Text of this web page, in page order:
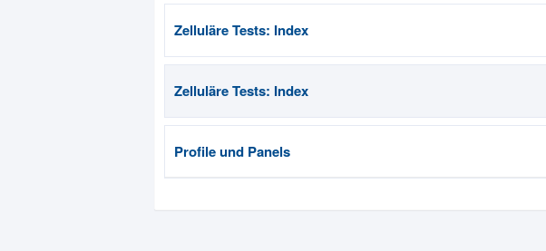
Zelluläre Tests: Index
Zelluläre Tests: Index
Profile und Panels